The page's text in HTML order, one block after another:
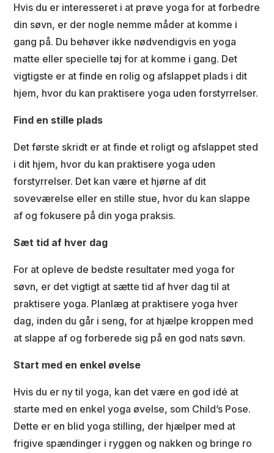
Hvis du er interesseret i at prøve yoga for at forbedre
din søvn, er der nogle nemme måder at komme i
gang på. Du behøver ikke nødvendigvis en yoga
matte eller specielle tøj for at komme i gang. Det
vigtigste er at finde en rolig og afslappet plads i dit
hjem, hvor du kan praktisere yoga uden forstyrrelser.
Find en stille plads
Det første skridt er at finde et roligt og afslappet sted
i dit hjem, hvor du kan praktisere yoga uden
forstyrrelser. Det kan være et hjørne af dit
soveværelse eller en stille stue, hvor du kan slappe
af og fokusere på din yoga praksis.
Sæt tid af hver dag
For at opleve de bedste resultater med yoga for
søvn, er det vigtigt at sætte tid af hver dag til at
praktisere yoga. Planlæg at praktisere yoga hver
dag, inden du går i seng, for at hjælpe kroppen med
at slappe af og forberede sig på en god nats søvn.
Start med en enkel øvelse
Hvis du er ny til yoga, kan det være en god idé at
starte med en enkel yoga øvelse, som Child’s Pose.
Dette er en blid yoga stilling, der hjælper med at
frigive spændinger i ryggen og nakken og bringe ro